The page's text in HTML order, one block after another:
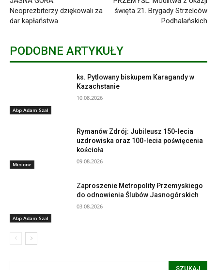
Neoprezbiterzy dziękowali za
dar kapłaństwa
święta 21. Brygady Strzelców
Podhalańskich
PODOBNE ARTYKUŁY
Abp Adam Szal
ks. Pytlowany biskupem Karagandy w
Kazachstanie
10.08.2026
Minione
Rymanów Zdrój: Jubileusz 150-lecia
uzdrowiska oraz 100-lecia poświęcenia
kościoła
09.08.2026
Abp Adam Szal
Zaproszenie Metropolity Przemyskiego
do odnowienia Ślubów Jasnogórskich
03.08.2026
SZUKAJ